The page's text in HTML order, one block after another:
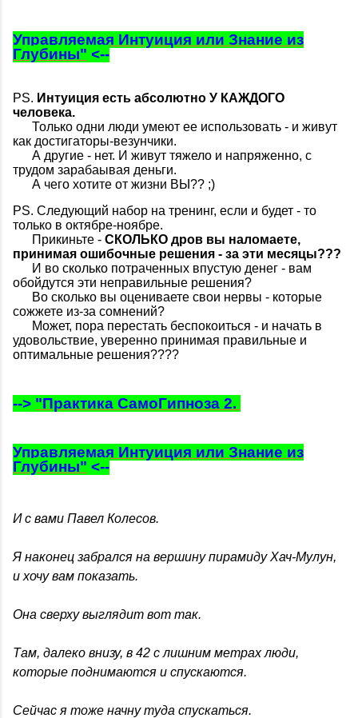
Управляемая Интуиция или Знание из
Глубины" <--
PS. Интуиция есть абсолютно У КАЖДОГО
человека.
Только одни люди умеют ее использовать - и живут
как достигаторы-везунчики.
А другие - нет. И живут тяжело и напряженно, с
трудом зарабаывая деньги.
А чего хотите от жизни ВЫ?? ;)
PS. Следующий набор на тренинг, если и будет - то
только в октябре-ноябре.
Прикиньте - СКОЛЬКО дров вы наломаете,
принимая ошибочные решения - за эти месяцы???
И во сколько потраченных впустую денег - вам
обойдутся эти неправильные решения?
Во сколько вы оцениваете свои нервы - которые
сожжете из-за сомнений?
Может, пора перестать беспокоиться - и начать в
удовольствие, уверенно принимая правильные и
оптимальные решения????
--> "Практика СамоГипноза 2.
Управляемая Интуиция или Знание из
Глубины" <--
И с вами Павел Колесов.
Я наконец забрался на вершину пирамиду Хач-Мулун,
и хочу вам показать.
Она сверху выглядит вот так.
Там, далеко внизу, в 42 с лишним метрах люди,
которые поднимаются и спускаются.
Сейчас я тоже начну туда спускаться.